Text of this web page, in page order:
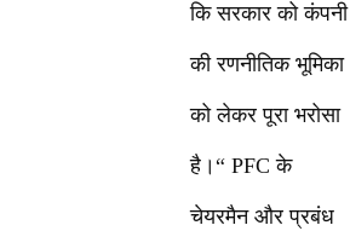
कि सरकार को कंपनी
की रणनीतिक भूमिका
को लेकर पूरा भरोसा
है।“ PFC के
चेयरमैन और प्रबंध